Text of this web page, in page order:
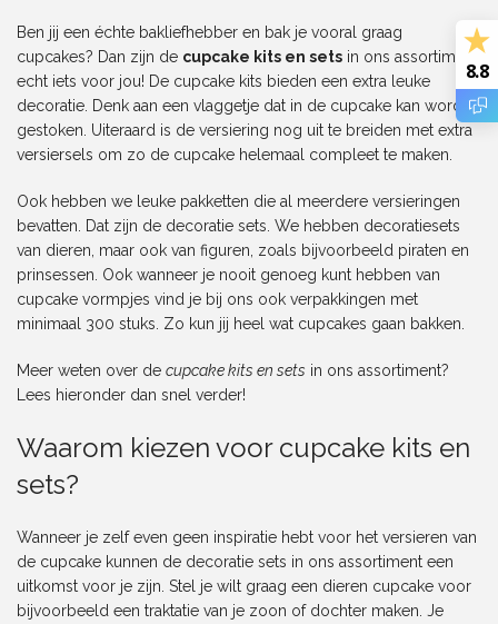
Ben jij een échte bakliefhebber en bak je vooral graag
cupcakes? Dan zijn de cupcake kits en sets in ons assortiment
echt iets voor jou! De cupcake kits bieden een extra leuke
decoratie. Denk aan een vlaggetje dat in de cupcake kan worden
gestoken. Uiteraard is de versiering nog uit te breiden met extra
versiersels om zo de cupcake helemaal compleet te maken.
Ook hebben we leuke pakketten die al meerdere versieringen
bevatten. Dat zijn de decoratie sets. We hebben decoratiesets
van dieren, maar ook van figuren, zoals bijvoorbeeld piraten en
prinsessen. Ook wanneer je nooit genoeg kunt hebben van
cupcake vormpjes vind je bij ons ook verpakkingen met
minimaal 300 stuks. Zo kun jij heel wat cupcakes gaan bakken.
Meer weten over de cupcake kits en sets in ons assortiment?
Lees hieronder dan snel verder!
Waarom kiezen voor cupcake kits en
sets?
Wanneer je zelf even geen inspiratie hebt voor het versieren van
de cupcake kunnen de decoratie sets in ons assortiment een
uitkomst voor je zijn. Stel je wilt graag een dieren cupcake voor
bijvoorbeeld een traktatie van je zoon of dochter maken. Je
8.8